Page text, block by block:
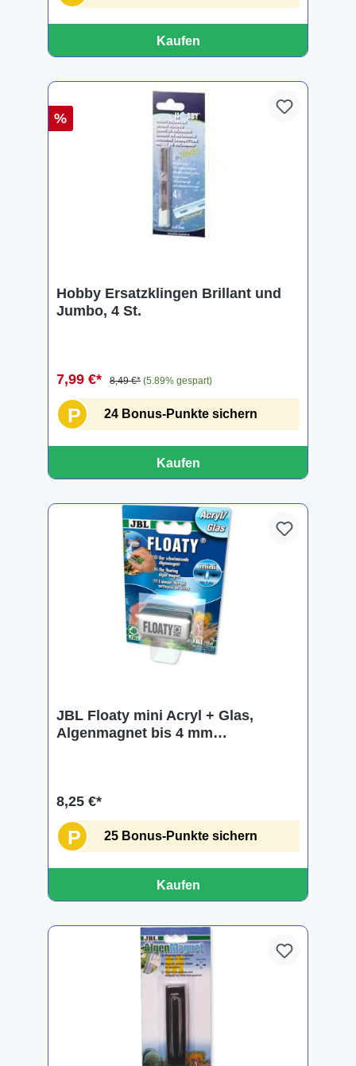
Kaufen
%
Hobby Ersatzklingen Brillant und
Jumbo, 4 St.
7,99 €* 8,49 €* (5.89% gespart)
P 24 Bonus-Punkte sichern
Kaufen
JBL Floaty mini Acryl + Glas,
Algenmagnet bis 4 mm
8,25 €*
P 25 Bonus-Punkte sichern
Kaufen